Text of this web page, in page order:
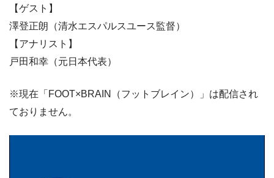
【ゲスト】
澤登正朗（清水エスパルスユース監督）
【アナリスト】
戸田和幸（元日本代表）
※現在「FOOT×BRAIN（フットブレイン）」は配信され
ておりません。